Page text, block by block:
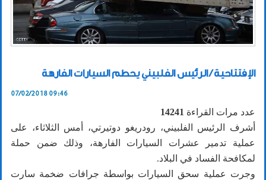
الإفتتاحية / الرئيس الفلبيني يحطم السيارات الفارهة
07/02/2018 09:46
عدد مرات القراءة 14241
أشرف الرئيس الفلبيني، رودريغو دوتيرتي، أمس الثلاثاء، على
عملية تدمير عشرات السيارات الفارهة، وذلك ضمن حملة
لمكافحة الفساد في البلاد.
وجرت عملية سحق السيارات بواسطة جرافات ضخمة سارت